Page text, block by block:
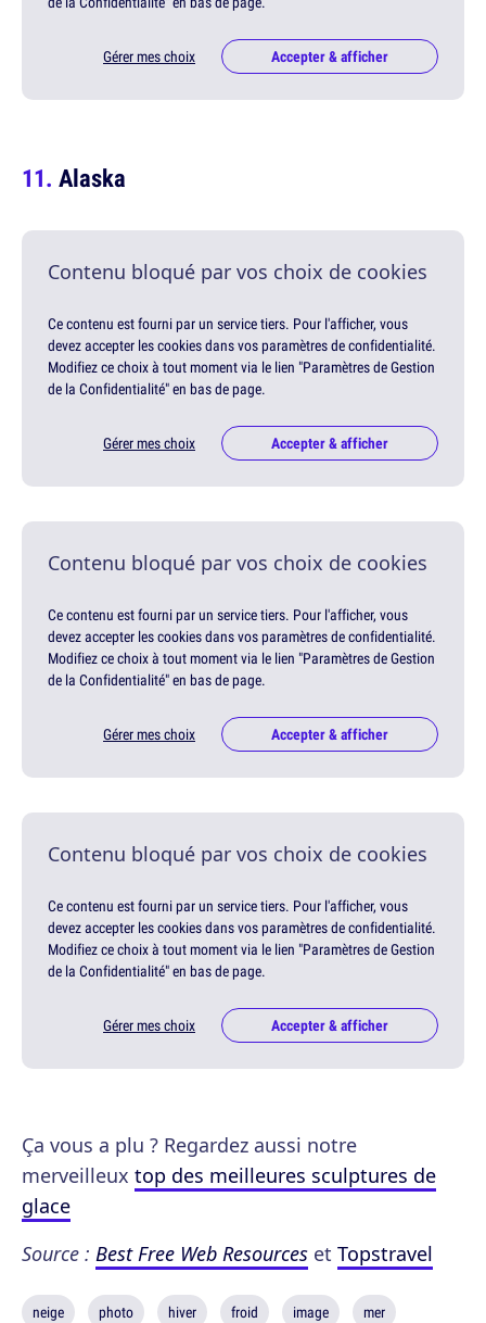
Gérer mes choix Accepter & afficher
Alaska
Contenu bloqué par vos choix de cookies
Ce contenu est fourni par un service tiers. Pour l'afficher, vous
devez accepter les cookies dans vos paramètres de confidentialité.
Modifiez ce choix à tout moment via le lien "Paramètres de Gestion
de la Confidentialité" en bas de page.
Gérer mes choix Accepter & afficher
Contenu bloqué par vos choix de cookies
Ce contenu est fourni par un service tiers. Pour l'afficher, vous
devez accepter les cookies dans vos paramètres de confidentialité.
Modifiez ce choix à tout moment via le lien "Paramètres de Gestion
de la Confidentialité" en bas de page.
Gérer mes choix Accepter & afficher
Contenu bloqué par vos choix de cookies
Ce contenu est fourni par un service tiers. Pour l'afficher, vous
devez accepter les cookies dans vos paramètres de confidentialité.
Modifiez ce choix à tout moment via le lien "Paramètres de Gestion
de la Confidentialité" en bas de page.
Gérer mes choix Accepter & afficher
Ça vous a plu ? Regardez aussi notre
merveilleux top des meilleures sculptures de
glace
Source : Best Free Web Resources et Topstravel
neige photo hiver froid image mer